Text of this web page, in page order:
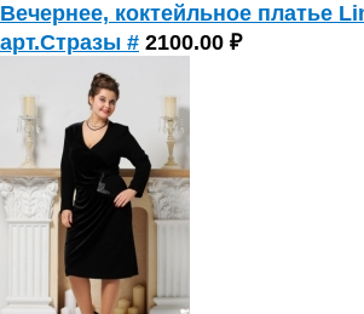
Вечернее, коктейльное платье
арт.Стразы # 2100.00 ₽